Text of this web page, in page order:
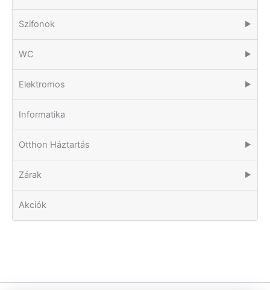
Szifonok ▶
WC ▶
Elektromos ▶
Informatika
Otthon Háztartás ▶
Zárak ▶
Akciók